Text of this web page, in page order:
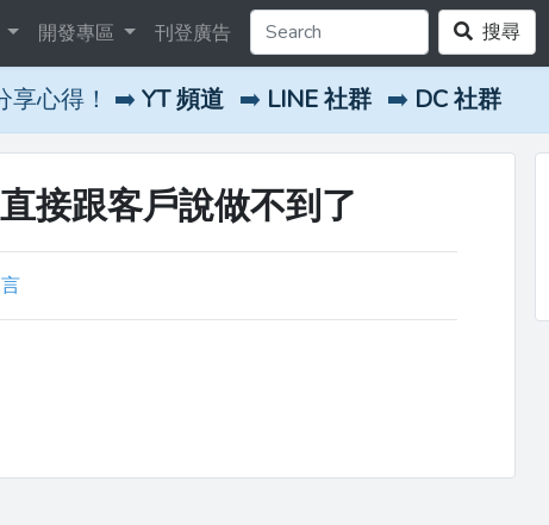
開發專區 刊登廣告 搜尋
享心得！ ➡️ YT 頻道 ➡️ LINE 社群 ➡️ DC 社群
接跟客戶說做不到了